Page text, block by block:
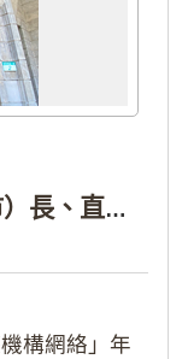
公告本院許可115年縣（市）長、直轄市議員、縣（市）議員擬參選人開立政治獻金專戶共計4戶。各專戶得收受政治獻金期間為自專戶許可設立日起至115年11月27日止，專戶名冊詳如附件。
構網絡」年